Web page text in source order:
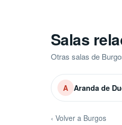
Salas
Otras salas de
A Aranda de
‹ Volver a Burgos